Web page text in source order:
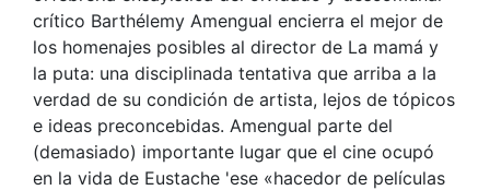
crítico Barthélemy Amengual encierra el mejor de
los homenajes posibles al director de La mamá y
la puta: una disciplinada tentativa que arriba a la
verdad de su condición de artista, lejos de tópicos
e ideas preconcebidas. Amengual parte del
(demasiado) importante lugar que el cine ocupó
en la vida de Eustache 'ese «hacedor de películas